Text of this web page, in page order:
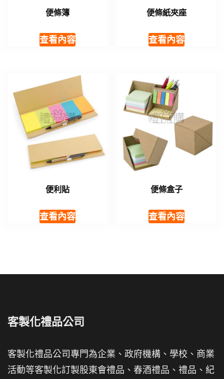
便條簿
查看內容
便條紙夾座
查看內容
便利貼
查看內容
便條盒子
查看內容
客製化禮品公司
客製化禮品公司專門為企業、政府機構、學校、商業
活動等客製化訂製股東會禮品、春酒禮品、禮品、紀